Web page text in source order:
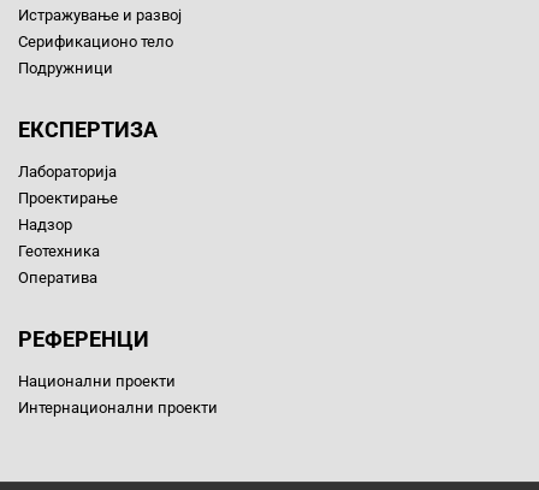
Истражување и развој
Серификационо тело
Подружници
ЕКСПЕРТИЗА
Лабораторија
Проектирање
Надзор
Геотехника
Оператива
РЕФЕРЕНЦИ
Национални проекти
Интернационални проекти